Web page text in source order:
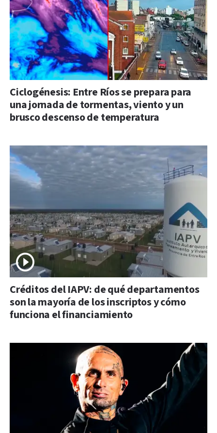
Ciclogénesis: Entre Ríos se prepara para
una jornada de tormentas, viento y un
brusco descenso de temperatura
Créditos del IAPV: de qué departamentos
son la mayoría de los inscriptos y cómo
funciona el financiamiento